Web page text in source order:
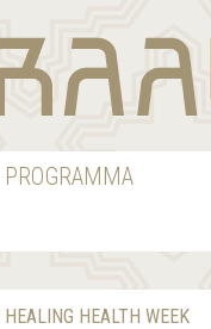
PROGRAMMA
HEALING HEALTH WEEK